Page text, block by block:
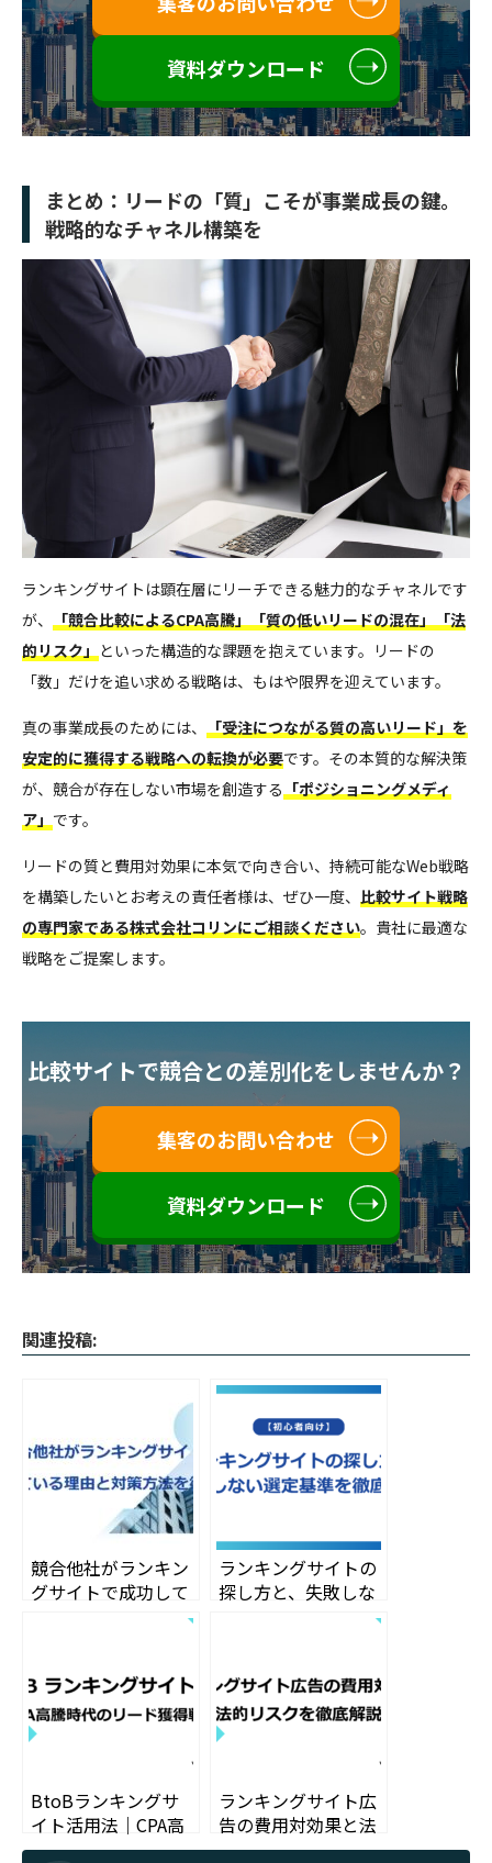
資料ダウンロード
まとめ：リードの「質」こそが事業成長の鍵。
戦略的なチャネル構築を
ランキングサイトは顕在層にリーチできる魅力的なチャネルです
が、
「競合比較によるCPA高騰」「質の低いリードの混在」「法
的リスク」 といった構造的な課題を抱えています。リードの
「数」だけを追い求める戦略は、もはや限界を迎えています。
真の事業成長のためには、
「受注につながる質の高いリード」を
安定的に獲得する戦略への転換が必要です。その本質的な解決策
が、競合が存在しない市場を創造する 「ポジショニングメディ
ア」 です。
リードの質と費用対効果に本気で向き合い、持続可能なWeb戦略
を構築したいとお考えの責任者様は、ぜひ一度、 比較サイト戦略
の専門家である株式会社コリンにご相談ください。貴社に最適な
戦略をご提案します。
比較サイトで競合との差別化をしませんか？
集客のお問い合わせ
資料ダウンロード
関連投稿:
競合他社がランキン
グサイトで成功して
いる理由と対策方法
ランキングサイトの
探し方と、失敗しな
い選定基準を徹底解
BtoBランキングサ
イト活用法｜CPA高
騰時代のリード獲得
ランキングサイト広
告の費用対効果と法
的リスクを徹底解説